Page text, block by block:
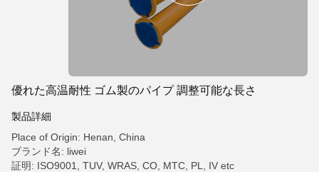
優れた高温耐性 ゴム製のパイプ 調整可能な長さ
製品詳細
Place of Origin: Henan, China
ブランド名: liwei
証明: ISO9001, TUV, WRAS, CO, MTC, PL, IV etc